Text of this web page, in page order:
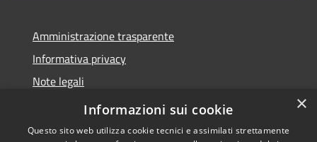
Amministrazione trasparente
Informativa privacy
Note legali
Dichiarazione di accessibilità
×
Informazioni sui cookie
Questo sito web utilizza cookie tecnici e assimilati strettamente